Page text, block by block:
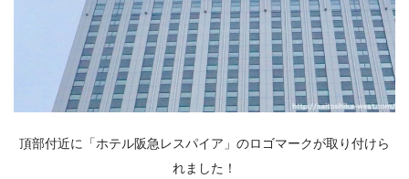
頂部付近に「ホテル阪急レスパイア」のロゴマークが取り付けら
れました！